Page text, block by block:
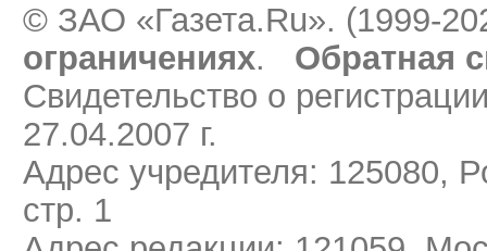
© ЗАО «Газета.Ru». (1999-
ограничениях.
Обратная
Свидетельство о
27.04.2007 г.
Адрес учредителя: 125080,
стр. 1